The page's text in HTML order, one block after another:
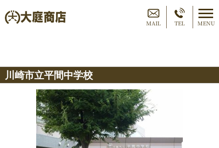
MAIL TEL MENU
川崎市立平間中学校